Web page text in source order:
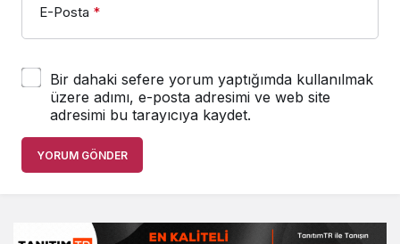
E-Posta *
Bir dahaki sefere yorum yaptığımda kullanılmak
üzere adımı, e-posta adresimi ve web site
adresimi bu tarayıcıya kaydet.
YORUM GÖNDER